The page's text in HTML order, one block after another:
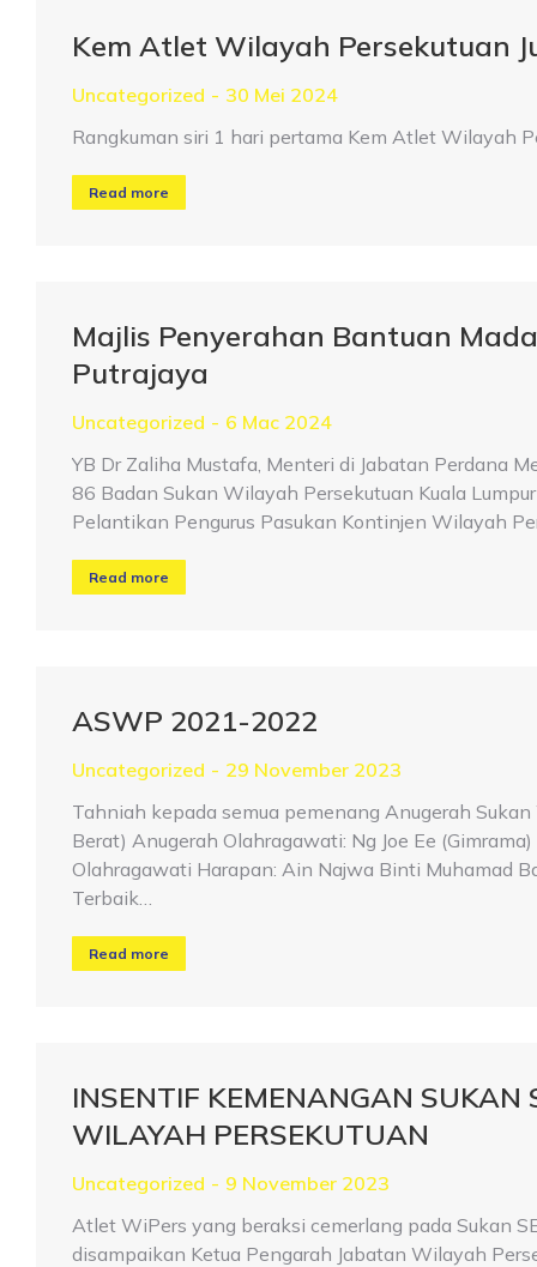
Kem Atlet Wilayah Persekutuan
Uncategorized
30 Mei 2024
Rangkuman siri 1 hari pertama Kem Atlet Wilayah
Read more
Majlis Penyerahan Bantuan
Putrajaya
Uncategorized
6 Mac 2024
YB Dr Zaliha Mustafa, Menteri di Jabatan Perdana
86 Badan Sukan Wilayah Persekutuan Kuala
Pelantikan Pengurus Pasukan Kontinjen Wilayah
Read more
ASWP 2021-2022
Uncategorized
29 November 2023
Tahniah kepada semua pemenang Anugerah
Berat) Anugerah Olahragawati: Ng Joe Ee
Olahragawati Harapan: Ain Najwa Binti Muhamad
Terbaik…
Read more
INSENTIF KEMENANGAN
WILAYAH PERSEKUTUAN
Uncategorized
9 November 2023
Atlet WiPers yang beraksi cemerlang pada Sukan
disampaikan Ketua Pengarah Jabatan Wilayah